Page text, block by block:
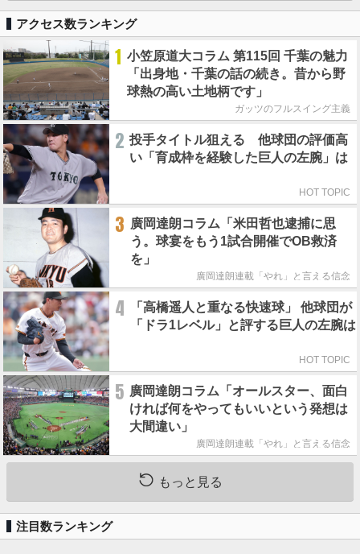
アクセス数ランキング
1 小笠原道大コラム 第115回 千葉の魅力
「出身地・千葉の話の続き。昔から野
球熱の高い土地柄です」
ガッツのフルスイング主義
2 投手タイトル狙える 他球団の評価高
い「育成枠を経験した巨人の左腕」は
HOT TOPIC
3 廣岡達朗コラム「米田哲也逮捕に思
う。球宴をもう1試合開催でOB救済
を」
廣岡達朗連載「やれ」と言える信念
4
「高橋遥人と重なる快速球」 他球団が
「ドラ1レベル」と評する巨人の左腕は
HOT TOPIC
5 廣岡達朗コラム「オールスター、面白
ければ何をやってもいいという発想は
大間違い」
廣岡達朗連載「やれ」と言える信念
もっと見る
注目数ランキング